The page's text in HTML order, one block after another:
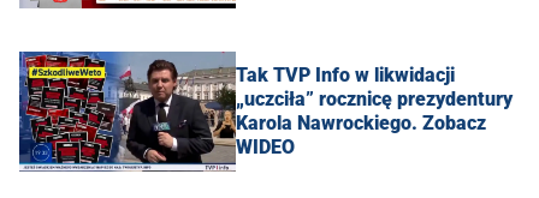
Tak TVP Info w likwidacji
„uczciła” rocznicę prezydentury
Karola Nawrockiego. Zobacz
WIDEO